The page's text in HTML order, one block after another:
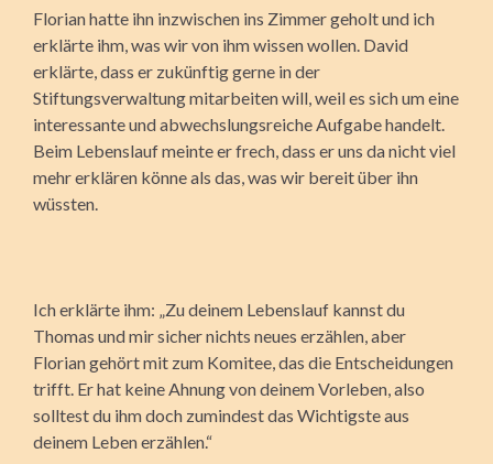
Florian hatte ihn inzwischen ins Zimmer geholt und ich
erklärte ihm, was wir von ihm wissen wollen. David
erklärte, dass er zukünftig gerne in der
Stiftungsverwaltung mitarbeiten will, weil es sich um eine
interessante und abwechslungsreiche Aufgabe handelt.
Beim Lebenslauf meinte er frech, dass er uns da nicht viel
mehr erklären könne als das, was wir bereit über ihn
wüssten.
Ich erklärte ihm: „Zu deinem Lebenslauf kannst du
Thomas und mir sicher nichts neues erzählen, aber
Florian gehört mit zum Komitee, das die Entscheidungen
trifft. Er hat keine Ahnung von deinem Vorleben, also
solltest du ihm doch zumindest das Wichtigste aus
deinem Leben erzählen.“